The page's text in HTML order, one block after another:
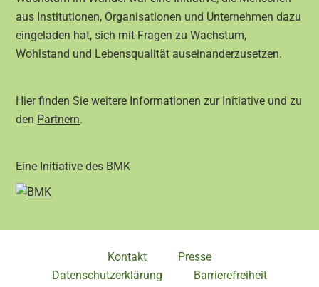
aus Institutionen, Organisationen und Unternehmen dazu
eingeladen hat, sich mit Fragen zu Wachstum,
Wohlstand und Lebensqualität auseinanderzusetzen.
Hier finden Sie weitere Informationen zur Initiative und zu
den Partnern.
Eine Initiative des BMK
Kontakt
Presse
Datenschutzerklärung
Barrierefreiheit